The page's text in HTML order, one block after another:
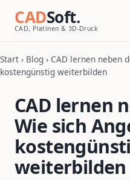
CADSoft.
CAD, Platinen & 3D-Druck
Start › Blog › CAD lernen neben
kostengünstig weiterbilden
CAD lernen
Wie sich
weiterbilden